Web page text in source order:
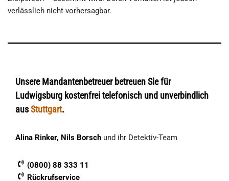
verlässlich nicht vorhersagbar.
Unsere Mandantenbetreuer betreuen Sie für
Ludwigsburg kostenfrei telefonisch und unverbindlich
ausStuttgart.
Alina Rinker, Nils Borsch und ihr Detektiv-Team
(0800) 88 333 11
Rückrufservice